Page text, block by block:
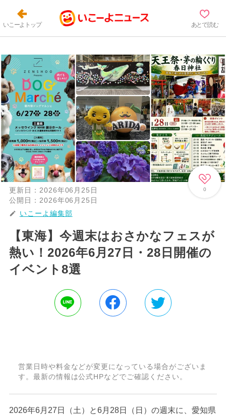
いこーよトップ あとで読む
0
更新日： 2026年06月25日
公開日： 2026年06月25日
いこーよ編集部
【東海】今週末はおさかなフェスが
熱い！2026年6月27日・28日開催の
イベント8選
営業日時や料金などが変更になっている場合がございま
す。最新の情報は公式HPなどでご確認ください。
2026年6月27日（土）と6月28日（日）の週末に、愛知県